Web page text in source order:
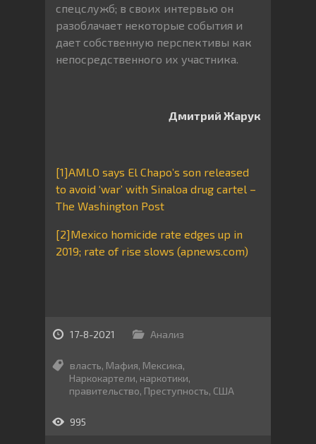
спецслужб; в своих интервью он
разоблачает некоторые события и
дает собственную перспективы как
непосредственного их участника.
Дмитрий Жарук
[1]AMLO says El Chapo’s son released
to avoid ‘war’ with Sinaloa drug cartel –
The Washington Post
[2]Mexico homicide rate edges up in
2019; rate of rise slows (apnews.com)
17-8-2021 Анализ
власть, Мафия, Мексика,
Наркокартели, наркотики,
правительство, Преступность, США
995